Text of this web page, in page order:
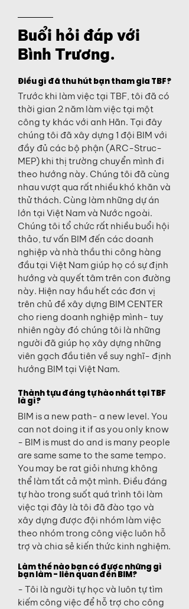
Buổi hỏi đáp với
Bình Trương.
Điều gì đã thu hút bạn tham gia TBF?
Trước khi làm việc tại TBF, tôi đã có
thời gian 2 năm làm việc tại một
công ty khác với anh Hãn. Tại đây
chúng tôi đã xây dựng 1 đội BIM với
đầy đủ các bộ phận (ARC-Struc-
MEP) khi thị trường chuyển mình đi
theo hướng này. Chúng tôi đã cùng
nhau vượt qua rất nhiều khó khăn và
thử thách. Cùng làm những dự án
lớn tại Việt Nam và Nước ngoài.
Chúng tôi tổ chức rất nhiều buổi hội
thảo, tư vấn BIM đến các doanh
nghiệp và nhà thầu thi công hàng
đầu tại Việt Nam giúp họ có sự định
hướng và quyết tâm trên con đường
này. Hiện nay hầu hết các đơn vị
trên chủ đề xây dựng BIM CENTER
cho rieng doanh nghiệp mình- tuy
nhiên ngày đó chúng tôi là những
người đã giúp họ xây dựng những
viên gạch đầu tiên về suy nghĩ- định
hướng BIM tại Việt Nam.
Thành tựu đáng tự hào nhất tại TBF
là gì?
BIM is a new path- a new level. You
can not doing it if as you only know
- BIM is must do and is many people
are same same to the same tempo.
You may be rat giỏi nhưng không
thể làm tất cả một mình. Điều đáng
tự hào trong suốt quá trình tôi làm
việc tại đây là tôi đã đào tạo và
xây dựng được đội nhóm làm việc
theo nhóm trong công việc luôn hỗ
trợ và chia sẻ kiến thức kinh nghiệm.
Làm thế nào bạn có được những gì
bạn làm - liên quan đến BIM?
- Tôi là người tự học và luôn tự tìm
kiếm công việc để hỗ trợ cho công